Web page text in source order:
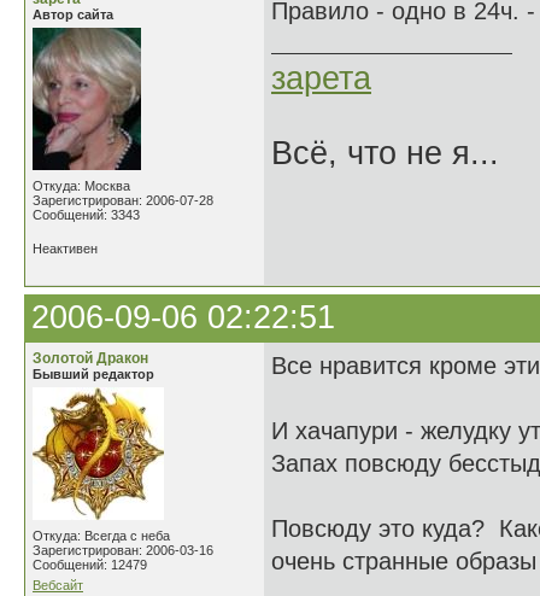
Автор сайта
Откуда: Москва
Зарегистрирован: 2006-07-28
Сообщений: 3343
Правило - одно в 24ч.
зарета
Всё, что не я...
Неактивен
2006-09-06 02:22:51
Золотой Дракон
Бывший редактор
Откуда: Всегда с неба
Зарегистрирован: 2006-03-16
Сообщений: 12479
Вебсайт
Все нравится кроме
И хачапури - желудку
Запах повсюду
Повсюду это куда?
очень странные